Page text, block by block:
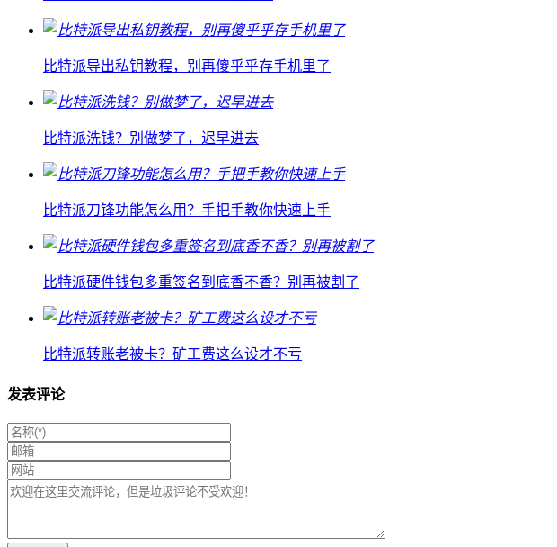
比特派导出私钥教程，别再傻乎乎存手机里了
比特派洗钱？别做梦了，迟早进去
比特派刀锋功能怎么用？手把手教你快速上手
比特派硬件钱包多重签名到底香不香？别再被割了
比特派转账老被卡？矿工费这么设才不亏
发表评论